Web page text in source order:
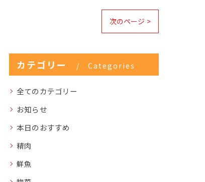
次のページ >
カテゴリー Categories
全てのカテゴリー
お知らせ
本日のおすすめ
精肉
鮮魚